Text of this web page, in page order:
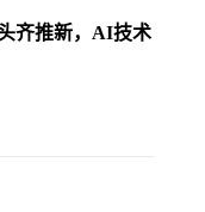
齐推新，AI技术